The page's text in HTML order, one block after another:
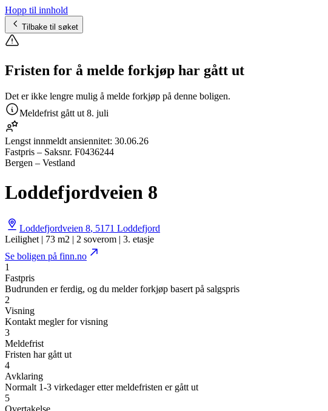
Hopp til innhold
Tilbake til søket
Fristen for å melde forkjøp har gått ut
Det er ikke lengre mulig å melde forkjøp på denne boligen.
Meldefrist gått ut 8. juli
Lengst innmeldt ansiennitet: 30.06.26
Fastpris – Saksnr. F0436244
Bergen – Vestland
Loddefjordveien 8
Loddefjordveien 8, 5171 Loddefjord
Leilighet | 73 m2 | 2 soverom | 3. etasje
Se boligen på finn.no
1
Fastpris
Budrunden er ferdig, og du melder forkjøp basert på salgspris
2
Visning
Kontakt megler for visning
3
Meldefrist
Fristen har gått ut
4
Avklaring
Normalt 1-3 virkedager etter meldefristen er gått ut
5
Overtakelse